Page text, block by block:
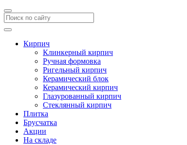
Кирпич
Клинкерный кирпич
Ручная формовка
Ригельный кирпич
Керамический блок
Керамический кирпич
Глазурованный кирпич
Стеклянный кирпич
Плитка
Брусчатка
Акции
На складе